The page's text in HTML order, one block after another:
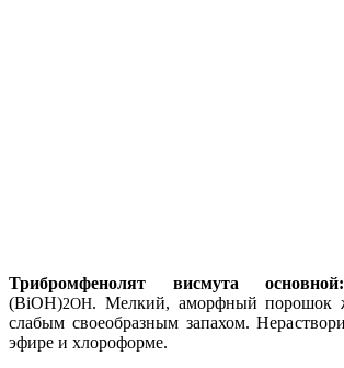
Трибромфенолят висмута основной:
(BiOH)2OH. Мелкий, аморфный порошок
слабым своеобразным запахом.
эфире и хлороформе.